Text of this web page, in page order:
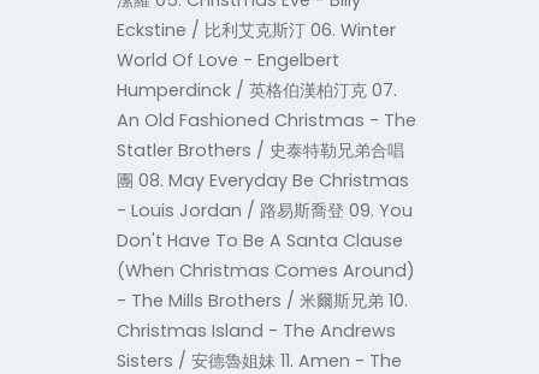
Eckstine / 比利艾克斯汀 06. Winter
World Of Love - Engelbert
Humperdinck / 英格伯漢柏汀克 07.
An Old Fashioned Christmas - The
Statler Brothers / 史泰特勒兄弟合唱
團 08. May Everyday Be Christmas
- Louis Jordan / 路易斯喬登 09. You
Don't Have To Be A Santa Clause
(When Christmas Comes Around)
- The Mills Brothers / 米爾斯兄弟 10.
Christmas Island - The Andrews
Sisters / 安德魯姐妹 11. Amen - The